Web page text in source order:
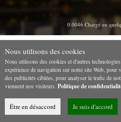
0.0046 Chargé en
Nous utilisons des cookies
Nous utilisons des cookies et d'autres
expérience de navigation sur notre site Web, pour
des publicités ciblées, pour analyser le trafic de
viennent nos visiteurs. Politique de
Être en désaccord Je suis d'accord